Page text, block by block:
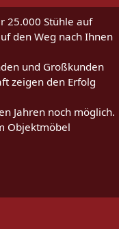
25.000 Stühle auf
den Weg nach Ihnen
und Großkunden
zeigen den Erfolg
Jahren noch möglich.
Objektmöbel